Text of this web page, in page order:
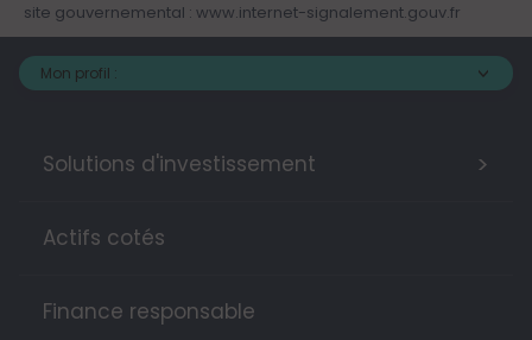
site gouvernemental : www.internet-signalement.gouv.fr
Mon profil :
Solutions d'investissement >
Actifs cotés
Finance responsable